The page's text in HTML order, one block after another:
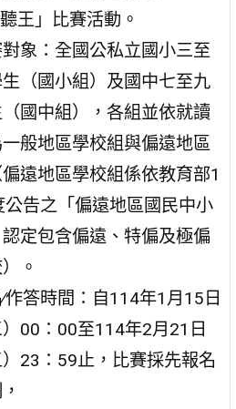
王」比賽活動。
象：全國公私立國小三至
（國小組）及國中七至九
國中組），各組並依就讀
般地區學校組與偏遠地區
遠地區學校組係依教育部1
公告之「偏遠地區國民中小
定包含偏遠、特偏及極偏
。
作答時間：自114年1月15日
）00：00至114年2月21日
）23：59止，比賽採先報名